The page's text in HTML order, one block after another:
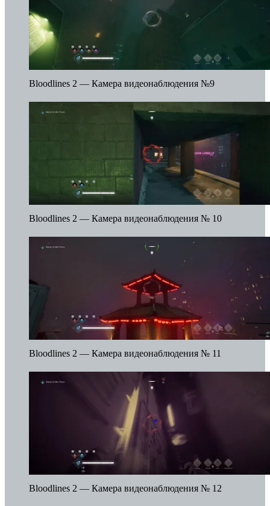
Bloodlines 2 — Камера видеонаблюдения №9
Bloodlines 2 — Камера видеонаблюдения № 10
Bloodlines 2 — Камера видеонаблюдения № 11
Bloodlines 2 — Камера видеонаблюдения № 12